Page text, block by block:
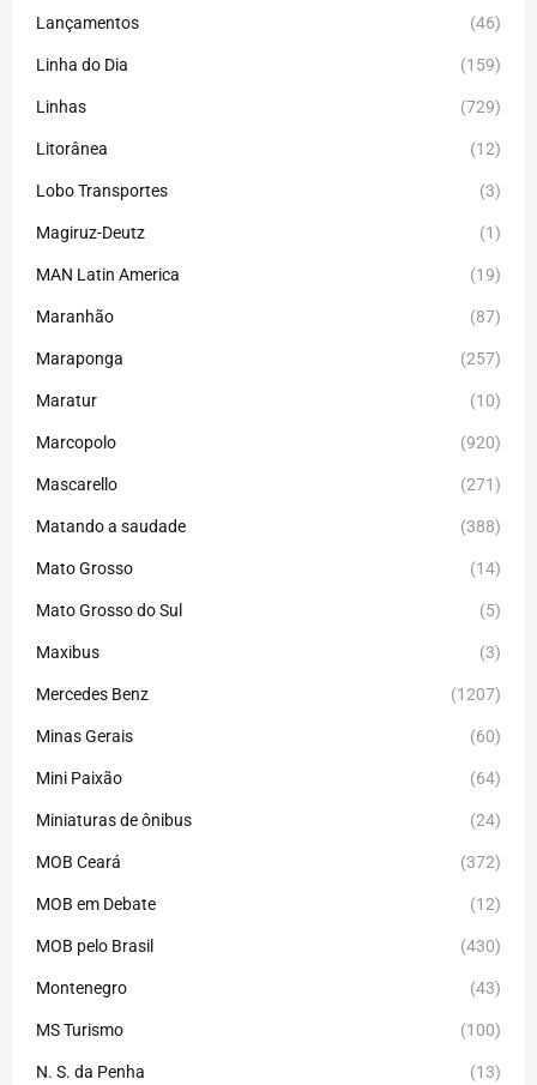
Lançamentos (46)
Linha do Dia (159)
Linhas (729)
Litorânea (12)
Lobo Transportes (3)
Magiruz-Deutz (1)
MAN Latin America (19)
Maranhão (87)
Maraponga (257)
Maratur (10)
Marcopolo (920)
Mascarello (271)
Matando a saudade (388)
Mato Grosso (14)
Mato Grosso do Sul (5)
Maxibus (3)
Mercedes Benz (1207)
Minas Gerais (60)
Mini Paixão (64)
Miniaturas de ônibus (24)
MOB Ceará (372)
MOB em Debate (12)
MOB pelo Brasil (430)
Montenegro (43)
MS Turismo (100)
N. S. da Penha (13)